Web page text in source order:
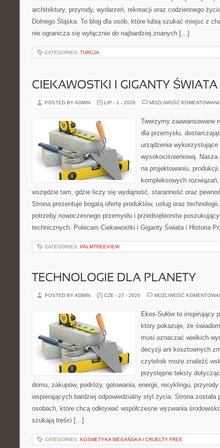
architektury, przyrody, wydarzeń, rekreacji oraz codziennego
Dolnego Śląska. To blog dla osób, które lubią szukać miejsc z
nie ogranicza się wyłącznie do najbardziej znanych […]
CATEGORIES: TURCJA
CIEKAWOSTKI I GIGANTY ŚWIATA
POSTED BY ADMIN LIP - 1 - 2026 MOŻLIWOŚĆ
Tworzymy zaawansowane
dla przemysłu,
urządzenia wykorzystujące
wysokociśnieniową. Nasza
na projektowaniu,
kompleksowych
wszędzie tam, gdzie liczy się wydajność, staranność oraz
Strona prezentuje bogatą ofertę produktów, usług oraz
potrzeby nowoczesnego przemysłu i przedsiębiorstw
technicznych. Polecam Ciekawostki i Giganty Świata i Historia
CATEGORIES: PALMTREEVIEW
TECHNOLOGIE DLA PLANETY
POSTED BY ADMIN CZE - 27 - 2026 MOŻLIWOŚĆ
Ekos-Sułów to inspirujący
który pokazuje, że
musi oznaczać wielkich
decyzji ani kosztownych
czytelnik może znaleźć
przystępne teksty
domu, zakupów, podróży, gotowania, energii, recyklingu,
wspierających bardziej odpowiedzialny styl życia. Strona została
osobach, które chcą odkrywać współczesne wyzwania
szukają treści […]
CATEGORIES: KOSMETYKA WEGAŃSKA I CRUELTY FREE